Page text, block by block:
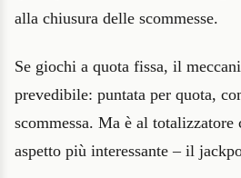
alla chiusura delle scommesse.
Se giochi a quota fissa, il
prevedibile: puntata per quota,
scommessa. Ma è al
aspetto più interessante – il